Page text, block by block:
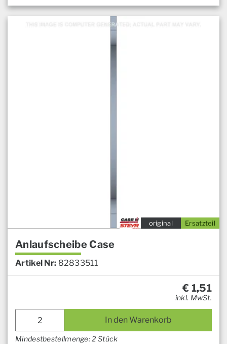
Ersatzteil
original
Anlaufscheibe Case
Artikel Nr: 82833511
€ 1,51
inkl. MwSt.
In den Warenkorb
Mindestbestellmenge: 2 Stück